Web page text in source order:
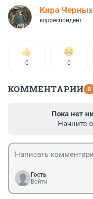
Кира Черных
корреспондент
0 0
КОММЕНТАРИИ 0
Пока нет
Начните
Гость
Войти